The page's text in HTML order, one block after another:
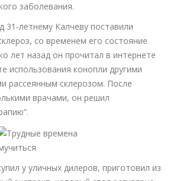
заболевания.
31-летнему Калчеву поставили
со временем его состояние
лет назад он прочитал в интернете
использования конопли другими
рассеянным склерозом. После
врачами, он решил
у уличных дилеров, приготовил из